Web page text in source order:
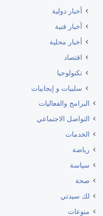
أخبار دولية
أخبار فنية
أخبار محلية
اقتصاد
تكنولوجيا
سلبيات و إيجابيات
البرامج والفعاليات
التواصل الاجتماعي
الخدمات
رياضة
سياسة
صحة
لك سيدتي
منوعات